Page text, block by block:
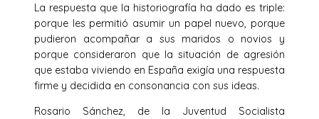
La respuesta que la historiografía ha dado es triple:
porque les permitió asumir un papel nuevo, porque
pudieron acompañar a sus maridos o novios y
porque consideraron que la situación de agresión
que estaba viviendo en España exigía una respuesta
firme y decidida en consonancia con sus ideas.
Rosario Sánchez, de la Juventud Socialista